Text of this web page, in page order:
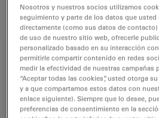
región.
Nosotros y nuestros socios utilizamos
seguimiento y parte de los datos que
directamente (como sus datos de
de uso de nuestro sitio web, ofrecerle
personalizado basado en su interacción
permitirle compartir contenido en redes
medir la efectividad de nuestras campañas
“Aceptar todas las cookies”, usted otorga
y a que compartamos estos datos con
enlace siguiente). Siempre que lo desee,
preferencias de consentimiento en la